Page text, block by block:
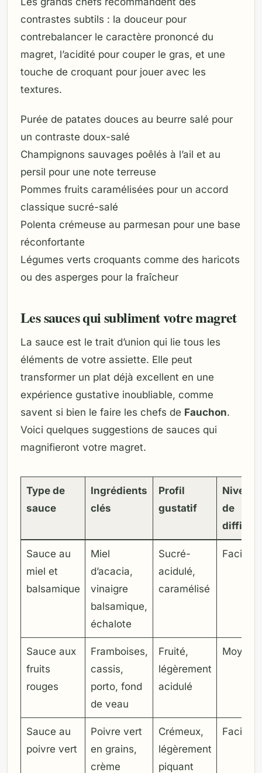
contrastes subtils : la douceur pour
contrebalancer le caractère prononcé du
magret, l’acidité pour couper le gras, et une
touche de croquant pour jouer avec les
textures.
Purée de patates douces au beurre salé pour
un contraste doux-salé
Champignons sauvages poêlés à l’ail et au
persil pour une note terreuse
Pommes fruits caramélisées pour un accord
classique sucré-salé
Polenta crémeuse au parmesan pour une base
réconfortante
Légumes verts croquants comme des haricots
ou des asperges pour la fraîcheur
Les sauces qui subliment votre magret
La sauce est le trait d’union qui lie tous les
éléments de votre assiette. Elle peut
transformer un plat déjà excellent en une
expérience gustative inoubliable, comme
savent si bien le faire les chefs de Fauchon.
Voici quelques suggestions de sauces qui
magnifieront votre magret.
Type de
sauce
Ingrédients
clés
Profil
gustatif
Niveau
de
Sauce au
miel et
balsamique
Miel
d’acacia,
vinaigre
balsamique,
échalote
Sucré-
acidulé,
caramélisé
Facile
Sauce aux
fruits
rouges
Framboises,
cassis,
porto, fond
de veau
Fruité,
légèrement
acidulé
Moyen
Sauce au
poivre vert
Poivre vert
en grains,
crème
Crémeux,
légèrement
piquant
Facile